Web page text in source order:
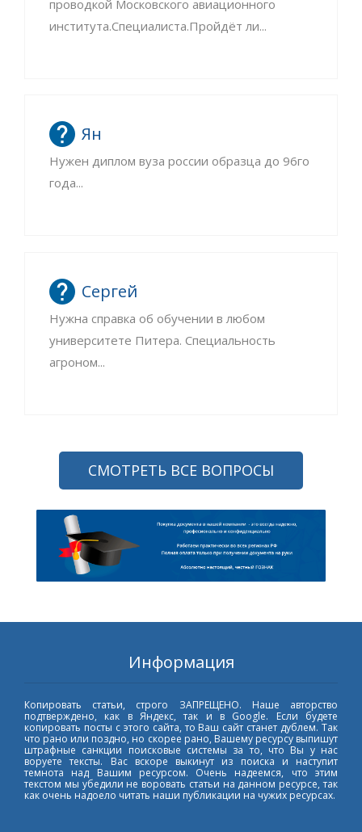
проводкой Московского авиационного
института.Специалиста.Пройдёт ли...
Ян
Нужен диплом вуза россии образца до 96го
года...
Сергей
Нужна справка об обучении в любом
университете Питера. Специальность
агроном...
СМОТРЕТЬ ВСЕ ВОПРОСЫ
Информация
Копировать статьи, строго ЗАПРЕЩЕНО. Наше авторство
подтверждено, как в Яндекс, так и в Google. Если будете
копировать посты с этого сайта, то Ваш сайт станет дублем. Так
что рано или поздно, но скорее рано, Вашему ресурсу выпишут
штрафные санкции поисковые системы за то, что Вы у нас
воруете тексты. Вас вскоре выкинут из поиска и наступит
темнота над Вашим ресурсом. Очень надеемся, что этим
текстом мы убедили не воровать статьи на данном ресурсе, так
как очень надоело читать наши публикации на чужих ресурсах.